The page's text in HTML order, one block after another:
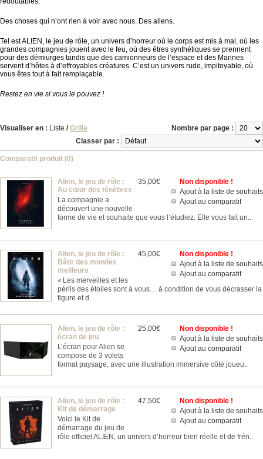
Des choses qui n’ont rien à voir avec nous. Des aliens.
Tel est ALIEN, le jeu de rôle, un univers d’horreur où le corps est mis à mal, où les
grandes compagnies jouent avec le feu, où des êtres synthétiques se prennent
pour des démiurges tandis que des camionneurs de l’espace et des Marines
servent d’hôtes à d’effroyables créatures. C’est un univers rude, impitoyable, où
vous êtes tout à fait remplaçable.
Restez en vie si vous le pouvez !
Visualiser en : Liste / Grille
Nombre par page :
Classer par :
Comparatif produit (0)
Non disponible !
Ajout à la liste de souhaits
Ajout au comparatif
35,00€
Alien, le jeu de rôle :
Au cœur des ténèbres
La compagnie a
découvert une nouvelle
forme de vie et souhaite que vous l’étudiez. Elle vous fait un..
Non disponible !
Ajout à la liste de souhaits
Ajout au comparatif
45,00€
Alien, le jeu de rôle :
Bâtir des mondes
meilleurs
« Les merveilles et les
périls des étoiles sont à vous… à condition de vous décrasser la
figure et d..
Non disponible !
Ajout à la liste de souhaits
Ajout au comparatif
25,00€
Alien, le jeu de rôle :
écran de jeu
L’écran pour Alien se
compose de 3 volets
format paysage, avec une illustration immersive côté joueu..
Non disponible !
Ajout à la liste de souhaits
Ajout au comparatif
47,50€
Alien, le jeu de rôle :
Kit de démarrage
Voici le Kit de
démarrage du jeu de
rôle officiel ALIEN, un univers d’horreur bien réelle et de frén..